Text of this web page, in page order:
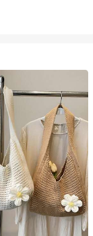
al aire libre,